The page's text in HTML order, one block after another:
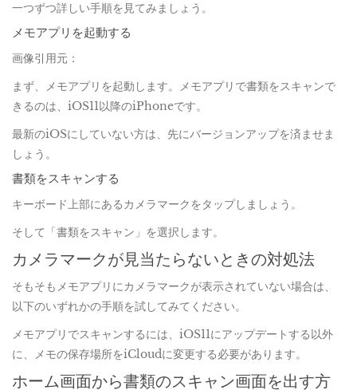
一つずつ詳しい手順を見てみましょう。
メモアプリを起動する
画像引用元：
まず、メモアプリを起動します。メモアプリで書類をスキャンで
きるのは、iOS11以降のiPhoneです。
最新のiOSにしていない方は、先にバージョンアップを済ませま
しょう。
書類をスキャンする
キーボード上部にあるカメラマークをタップしましょう。
そして「書類をスキャン」を選択します。
カメラマークが見当たらないときの対処法
そもそもメモアプリにカメラマークが表示されていない場合は、
以下のいずれかの手順を試してみてください。
メモアプリでスキャンするには、iOS11にアップデートする以外
に、メモの保存場所をiCloudに変更する必要があります。
ホーム画面から書類のスキャン画面を出す方